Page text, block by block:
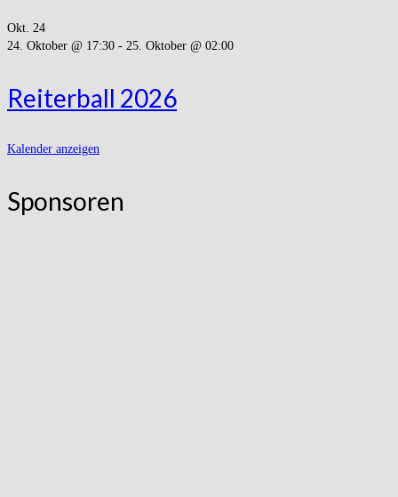
Okt. 24
24. Oktober @ 17:30 - 25. Oktober @ 02:00
Reiterball 2026
Kalender anzeigen
Sponsoren